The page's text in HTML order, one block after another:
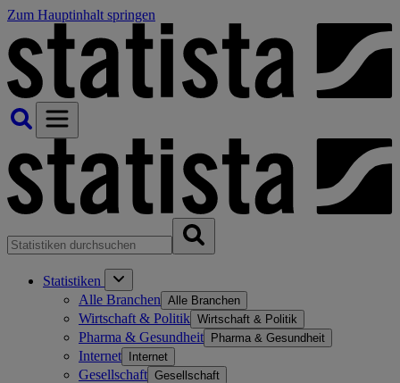
Zum Hauptinhalt springen
Statistiken
Alle Branchen Alle Branchen
Wirtschaft & Politik Wirtschaft & Politik
Pharma & Gesundheit Pharma & Gesundheit
Internet Internet
Gesellschaft Gesellschaft